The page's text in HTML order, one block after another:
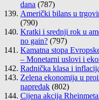
dana (787)
Američki bilans u
(790)
Kratki i srednji rok u
no gain? (797)
Kamatna stopa
– Monetarni uslovi i
Radnička klasa i
Zelena ekonomija u
napredak (802)
Cijena akcija